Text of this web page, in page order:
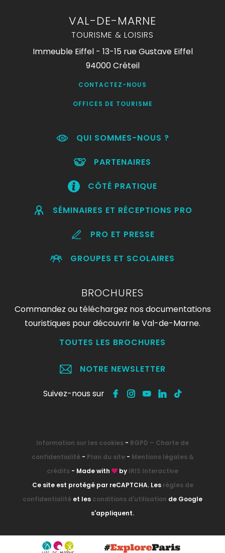
VAL-DE-MARNE
TOURISME & LOISIRS
Immeuble Eiffel - 13-15 rue Gustave Eiffel
94000 Créteil
CONTACTEZ-NOUS
OFFICES DE TOURISME
QUI SOMMES-NOUS ?
PARTENAIRES
CÔTÉ PRATIQUE
SÉMINAIRES ET RÉCEPTIONS PRO
PRO ET PRESSE
GROUPES ET SCOLAIRES
BROCHURES
Commandez ou téléchargez nos documentations
touristiques pour découvrir le Val-de-Marne.
TOUTES LES BROCHURES
NOTRE NEWSLETTER
Suivez-nous sur
Information sur les cookies - RGPD – Charte de
confidentialité- Plan du site- Mentions légales &
crédits - Made with by IRIS Interactive
Ce site est protégé par reCAPTCHA. Les règles de
confidentialité et les conditions d'utilisation de Google
s'appliquent.